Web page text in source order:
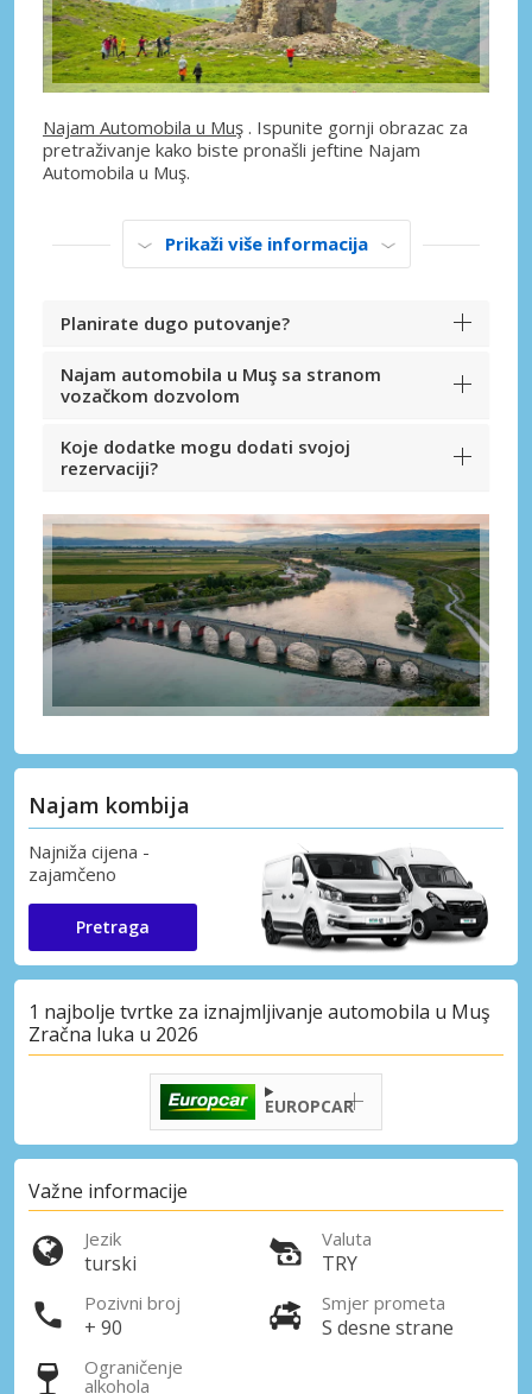
Najam Automobila u Muş . Ispunite gornji obrazac za
pretraživanje kako biste pronašli jeftine Najam
Automobila u Muş.
Prikaži više informacija
Planirate dugo putovanje?
Najam automobila u Muş sa stranom
vozačkom dozvolom
Koje dodatke mogu dodati svojoj
rezervaciji?
Najam kombija
Najniža cijena -
zajamčeno
Pretraga
1 najbolje tvrtke za iznajmljivanje automobila u Muş
Zračna luka u 2026
EUROPCAR
Važne informacije
Jezik
turski
Valuta
TRY
Pozivni broj
+ 90
Smjer prometa
S desne strane
Ograničenje
alkohola